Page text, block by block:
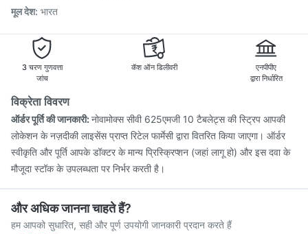
मूल देश: भारत
3 चरण गुणवत्ता
जांच
कॅश ऑन डिलीवरी
एनपीपीए
द्वारा निर्धारित
विक्रेता विवरण
ऑर्डर पूर्ति की जानकारी:नोवामोक्स सीवी 625एमजी 10 टैबलेट्स की स्ट्रिप आपकी
लोकेशन के नज़दीकी लाइसेंस प्राप्त रिटेल फार्मेसी द्वारा वितरित किया जाएगा। ऑर्डर
स्वीकृति और पूर्ति आपके डॉक्टर के मान्य प्रिस्क्रिप्शन (जहां लागू हो) और इस दवा के
मौजूदा स्टॉक के उपलब्धता पर निर्भर करती है।
और अधिक जानना चाहते हैं?
हम आपको सुधारित, सही और पूर्ण उपयोगी जानकारी प्रदान करते हैं